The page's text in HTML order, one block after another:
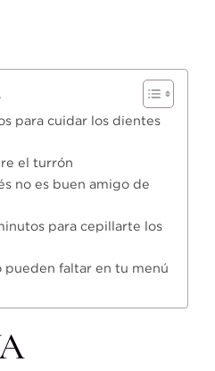
para cuidar los dientes
el turrón
no es buen amigo de
para cepillarte los
faltar en tu menú